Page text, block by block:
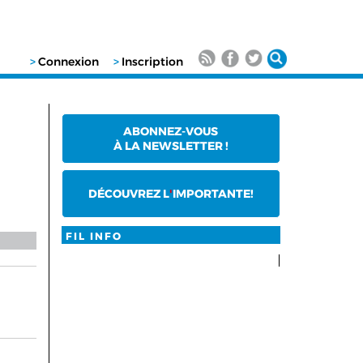
>Connexion > Inscription
ABONNEZ-VOUS
À LA NEWSLETTER !
DÉCOUVREZ L'IMPORTANTE!
FIL INFO